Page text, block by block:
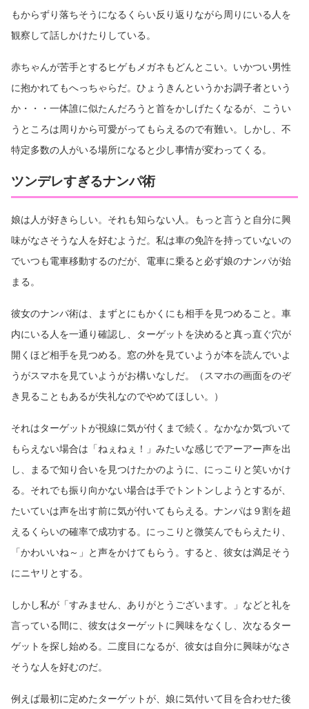
もからずり落ちそうになるくらい反り返りながら周りにいる人を
観察して話しかけたりしている。
赤ちゃんが苦手とするヒゲもメガネもどんとこい。いかつい男性
に抱かれてもへっちゃらだ。ひょうきんというかお調子者という
か・・・一体誰に似たんだろうと首をかしげたくなるが、こうい
うところは周りから可愛がってもらえるので有難い。しかし、不
特定多数の人がいる場所になると少し事情が変わってくる。
ツンデレすぎるナンパ術
娘は人が好きらしい。それも知らない人。もっと言うと自分に興
味がなさそうな人を好むようだ。私は車の免許を持っていないの
でいつも電車移動するのだが、電車に乗ると必ず娘のナンパが始
まる。
彼女のナンパ術は、まずとにもかくにも相手を見つめること。車
内にいる人を一通り確認し、ターゲットを決めると真っ直ぐ穴が
開くほど相手を見つめる。窓の外を見ていようが本を読んでいよ
うがスマホを見ていようがお構いなしだ。（スマホの画面をのぞ
き見ることもあるが失礼なのでやめてほしい。）
それはターゲットが視線に気が付くまで続く。なかなか気づいて
もらえない場合は「ねぇねぇ！」みたいな感じでアーアー声を出
し、まるで知り合いを見つけたかのように、にっこりと笑いかけ
る。それでも振り向かない場合は手でトントンしようとするが、
たいていは声を出す前に気が付いてもらえる。ナンパは９割を超
えるくらいの確率で成功する。にっこりと微笑んでもらえたり、
「かわいいね～」と声をかけてもらう。すると、彼女は満足そう
にニヤリとする。
しかし私が「すみません、ありがとうございます。」などと礼を
言っている間に、彼女はターゲットに興味をなくし、次なるター
ゲットを探し始める。二度目になるが、彼女は自分に興味がなさ
そうな人を好むのだ。
例えば最初に定めたターゲットが、娘に気付いて目を合わせた後